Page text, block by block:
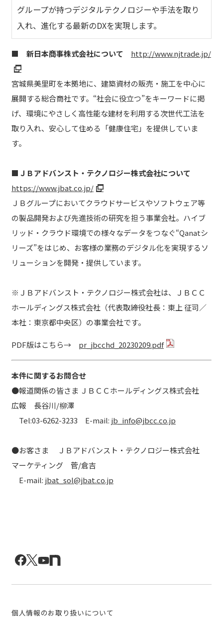
グループが持つデジタルテクノロジーや手法を取り
入れ、進化する最新のDXを実現します。
■ 新日本商事株式会社について http://www.njtrade.jp/
宮城県美里町を本拠地に、建築資材の販売・施工を中心に
展開する総合商社です。“社会に役立つ”をキーワードに掲
げ、環境にやさしく高性能な建材を利用する次世代工法を
取り入れ、安心して住める「健康住宅」を提供していま
す。
■ＪＢアドバンスト・テクノロジー株式会社について
https://www.jbat.co.jp/
ＪＢグループにおいてクラウドサービスやソフトウェア等
の製品開発および先進技術の研究を担う事業会社。ハイブ
リッド・クラウド環境での様々なデータをつなぐ“Qanatシ
リーズ”をはじめ、お客様の業務のデジタル化を実現するソ
リューションを開発・提供しています。
※ＪＢアドバンスト・テクノロジー株式会社は、ＪＢＣＣ
ホールディングス株式会社（代表取締役社長：東上 征司／
本社：東京都中央区）の事業会社です。
PDF版はこちら→ pr_jbcchd_20230209.pdf
本件に関するお問合せ
●報道関係の皆さま ＪＢＣＣホールディングス株式会社
広報 長谷川/柳澤
Tel:03-6262-3233 E-mail: jb_info@jbcc.co.jp
●お客さま ＪＢアドバンスト・テクノロジー株式会社
マーケティング 菅/倉吉
E-mail: jbat_sol@jbat.co.jp
個人情報のお取り扱いについて